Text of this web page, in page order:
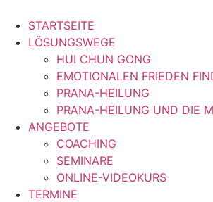
STARTSEITE
LÖSUNGSWEGE
HUI CHUN GONG
EMOTIONALEN FRIEDEN
PRANA-HEILUNG
PRANA-HEILUNG UND DIE
ANGEBOTE
COACHING
SEMINARE
ONLINE-VIDEOKURS
TERMINE